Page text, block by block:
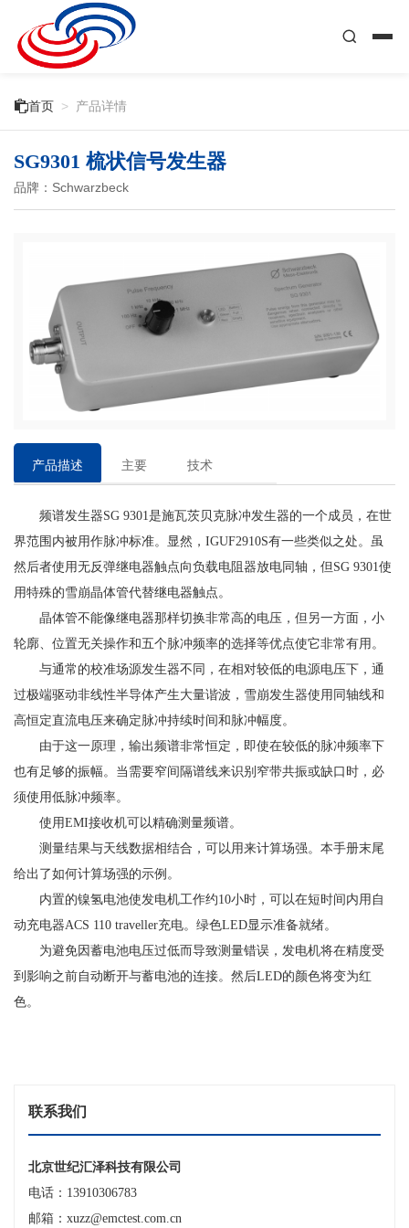
首页 > 产品详情
SG9301 梳状信号发生器
品牌：Schwarzbeck
产品描述
主要
技术
频谱发生器SG 9301是施瓦茨贝克脉冲发生器的一个成员，在世
界范围内被用作脉冲标准。显然，IGUF2910S有一些类似之处。虽
然后者使用无反弹继电器触点向负载电阻器放电同轴，但SG 9301使
用特殊的雪崩晶体管代替继电器触点。
晶体管不能像继电器那样切换非常高的电压，但另一方面，小
轮廓、位置无关操作和五个脉冲频率的选择等优点使它非常有用。
与通常的校准场源发生器不同，在相对较低的电源电压下，通
过极端驱动非线性半导体产生大量谐波，雪崩发生器使用同轴线和
高恒定直流电压来确定脉冲持续时间和脉冲幅度。
由于这一原理，输出频谱非常恒定，即使在较低的脉冲频率下
也有足够的振幅。当需要窄间隔谱线来识别窄带共振或缺口时，必
须使用低脉冲频率。
使用EMI接收机可以精确测量频谱。
测量结果与天线数据相结合，可以用来计算场强。本手册末尾
给出了如何计算场强的示例。
内置的镍氢电池使发电机工作约10小时，可以在短时间内用自
动充电器ACS 110 traveller充电。绿色LED显示准备就绪。
为避免因蓄电池电压过低而导致测量错误，发电机将在精度受
到影响之前自动断开与蓄电池的连接。然后LED的颜色将变为红
色。
联系我们
北京世纪汇泽科技有限公司
电话：13910306783
邮箱：xuzz@emctest.com.cn